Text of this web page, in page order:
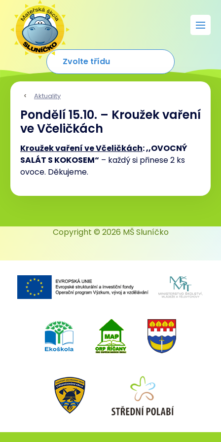
Aktuality
Pondělí 15.10. – Kroužek vaření
ve Včeličkách
Kroužek vaření ve Včeličkách: ,,OVOCNÝ
SALÁT S KOKOSEM“ – každý si přinese 2 ks
ovoce. Děkujeme.
Copyright © 2026 MŠ Sluníčko